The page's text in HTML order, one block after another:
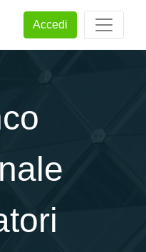
Accedi